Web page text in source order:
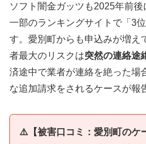
ソフト闇金ガッツも2025年前後
一部のランキングサイトで「3
す。愛別町からも申込みが増え
者最大のリスクは突然の連絡途
済途中で業者が連絡を絶った場
な追加請求をされるケースが報
⚠️【被害口コミ：愛別町のケ